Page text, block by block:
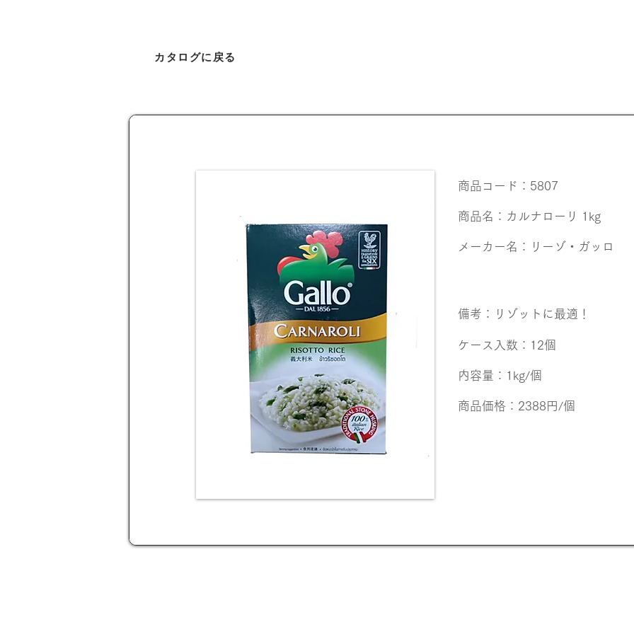
カタログに戻る
商品コード：5807
商品名：カルナローリ 1kg
メーカー名：リーゾ・ガッロ
備考：リゾットに最適！
ケース入数：12個
内容量：1kg/個
商品価格：2388円/個